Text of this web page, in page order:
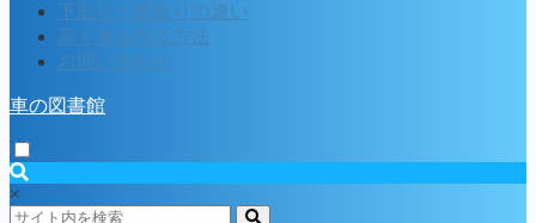
下取りと買取りの違い
高く車を売る方法
お問い合わせ
車の図書館
×